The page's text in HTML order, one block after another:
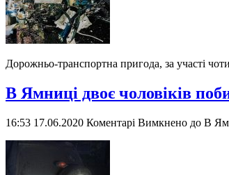
Дорожньо-транспортна пригода, за участі
В Ямниці двоє чоловіків
16:53 17.06.2020 Коментарі Вимкнено до В